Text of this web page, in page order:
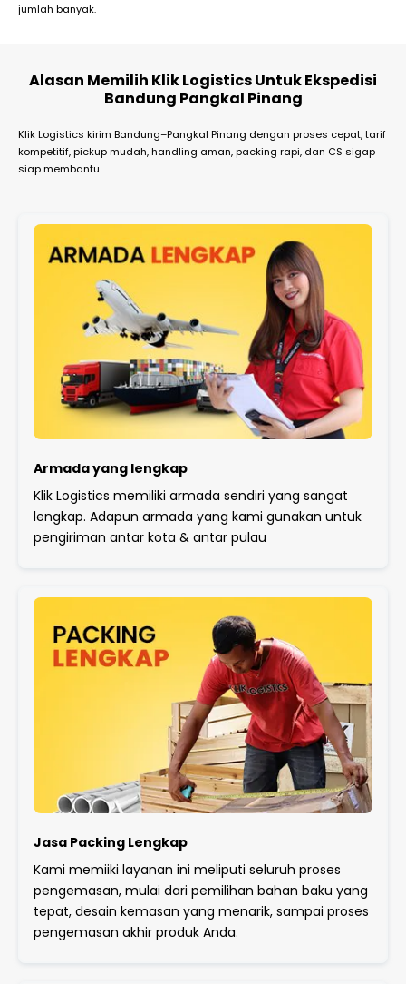
jumlah banyak.
Alasan Memilih Klik Logistics Untuk Ekspedisi
Bandung Pangkal Pinang
Klik Logistics kirim Bandung–Pangkal Pinang dengan proses cepat, tarif
kompetitif, pickup mudah, handling aman, packing rapi, dan CS sigap
siap membantu.
Armada yang lengkap
Klik Logistics memiliki armada sendiri yang sangat
lengkap. Adapun armada yang kami gunakan untuk
pengiriman antar kota & antar pulau
Jasa Packing Lengkap
Kami memiiki layanan ini meliputi seluruh proses
pengemasan, mulai dari pemilihan bahan baku yang
tepat, desain kemasan yang menarik, sampai proses
pengemasan akhir produk Anda.